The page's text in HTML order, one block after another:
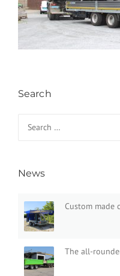
Search
News
Custom made
The all-